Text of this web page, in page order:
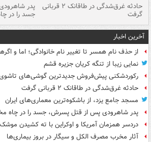
حادثه غرق‌شدگی در طاقانک ۲ قربانی
گرفت
پدر
جسد را در
آخرین اخبار
از حذف نام همسر تا تغییر نام خانوادگی؛ اما و
نمایی زیبا از تنگه کریان جزیره قشم
رکوردشکنی پیش‌فروش جدیدترین گوشی‌های
حادثه غرق‌شدگی در طاقانک ۲ قربانی گرفت
مسجد جامع یزد، از باشکوه‌ترین معماری‌های ایران
پدر شاهرودی پس از قتل پسرش، جسد را در چاه
دردسر همزمان آمریکا و اوکراین با ته کشیدن
آثار مخرب مصرف الکل و سیگار در بروز بیماری‌ها